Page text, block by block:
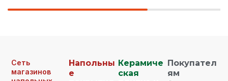
Сеть
магазинов
Напольны
е
Керамиче
ская
Покупател
ям